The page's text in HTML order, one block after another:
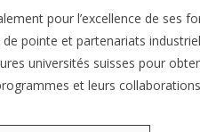
pour l’excellence de ses
pointe et partenariats
universités suisses pour
et leurs